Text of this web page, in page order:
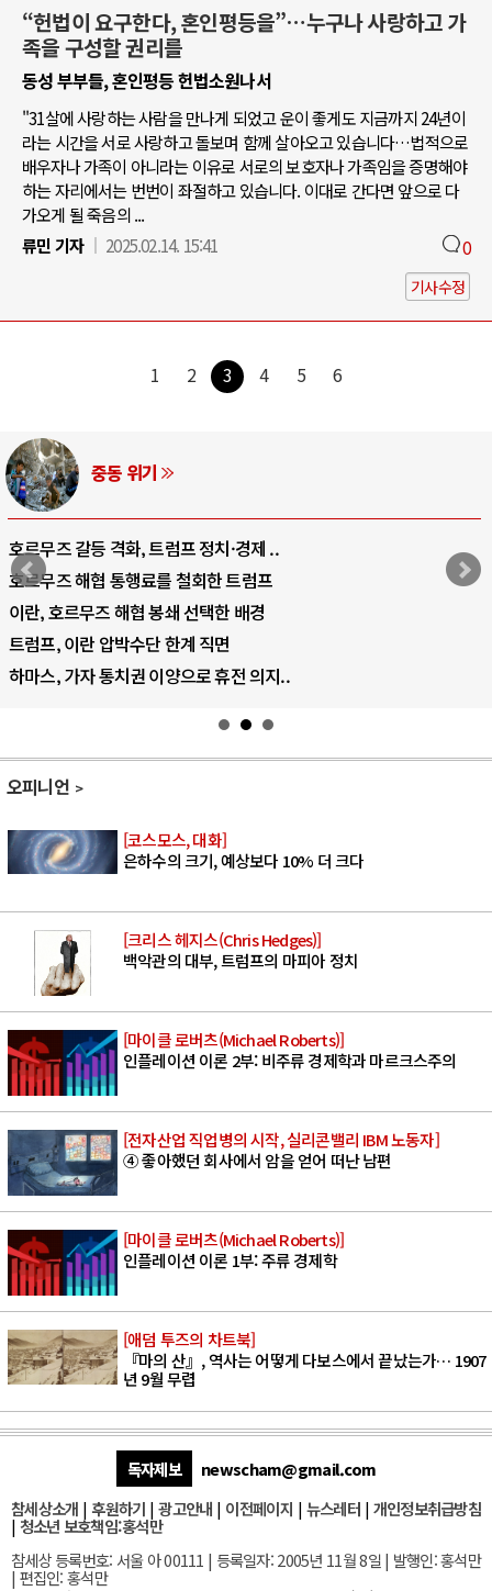
“헌법이 요구한다, 혼인평등을”…누구나 사랑하고 가
족을 구성할 권리를
동성 부부들, 혼인평등 헌법소원나서
"31살에 사랑하는 사람을 만나게 되었고 운이 좋게도 지금까지 24년이
라는 시간을 서로 사랑하고 돌보며 함께 살아오고 있습니다…법적으로
배우자나 가족이 아니라는 이유로 서로의 보호자나 가족임을 증명해야
하는 자리에서는 번번이 좌절하고 있습니다. 이대로 간다면 앞으로 다
가오게 될 죽음의 ...
류민 기자
2025.02.14. 15:41 0
기사수정
1 2 3 4 5 6
AI와 인간
중국 AI, 저가 공세로 글로벌 토큰 시..
AI 국부펀드 구상 놓고 미국 진보진영 ..
AI 데이터센터 반대 투쟁은 새로운 글로..
AI의 숨은 환경 비용: 데이터센터 확산..
AI는 어떻게 미국 민주주의를 잠식하고 ..
오피니언
[코스모스, 대화]
은하수의 크기, 예상보다 10% 더 크다
[크리스 헤지스(Chris Hedges)]
백악관의 대부, 트럼프의 마피아 정치
[마이클 로버츠(Michael Roberts)]
인플레이션 이론 2부: 비주류 경제학과 마르크스주의
[전자산업 직업병의 시작, 실리콘밸리 IBM 노동자]
④ 좋아했던 회사에서 암을 얻어 떠난 남편
[마이클 로버츠(Michael Roberts)]
인플레이션 이론 1부: 주류 경제학
[애덤 투즈의 차트북]
『마의 산』, 역사는 어떻게 다보스에서 끝났는가… 1907
년 9월 무렵
독자제보
newscham@gmail.com
참세상소개 | 후원하기 |광고안내 | 이전페이지 | 뉴스레터| 개인정보취급방침
| 청소년 보호책임:홍석만
참세상 등록번호: 서울 아 00111 | 등록일자: 2005년 11월 8일 | 발행인: 홍석만
| 편집인: 홍석만